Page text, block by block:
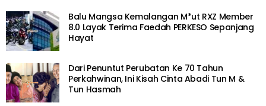
Balu Mangsa Kemalangan M*ut RXZ Member
8.0 Layak Terima Faedah PERKESO Sepanjang
Hayat
Dari Penuntut Perubatan Ke 70 Tahun
Perkahwinan, Ini Kisah Cinta Abadi Tun M &
Tun Hasmah